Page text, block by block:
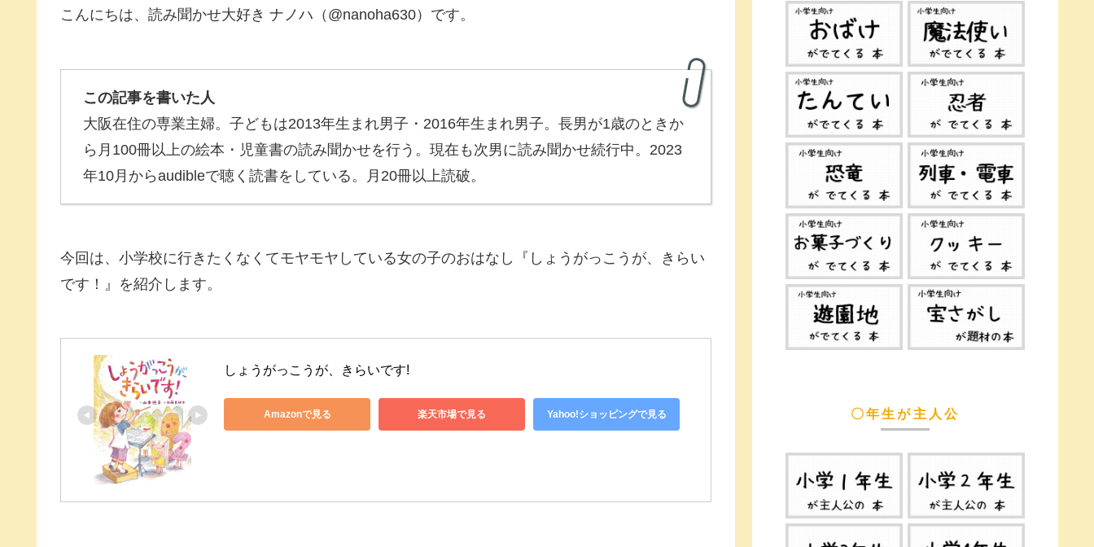
こんにちは、読み聞かせ大好き ナノハ（@nanoha630）です。
この記事を書いた人
大阪在住の専業主婦。子どもは2013年生まれ男子・2016年生まれ男子。長男が1歳のときか
ら月100冊以上の絵本・児童書の読み聞かせを行う。現在も次男に読み聞かせ続行中。2023
年10月からaudibleで聴く読書をしている。月20冊以上読破。
今回は、小学校に行きたくなくてモヤモヤしている女の子のおはなし『しょうがっこうが、きらい
です！』を紹介します。
しょうがっこうが、きらいです!
Amazonで見る 楽天市場で見る Yahoo!ショッピングで見る 〇年生が主人公